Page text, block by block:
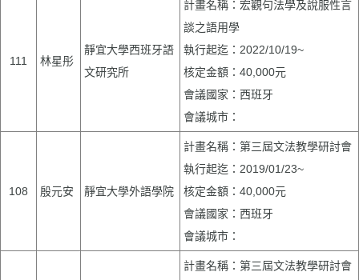
111 林星彤
靜宜大學西班牙語
文研究所
計畫名稱：宏觀句法學及說服性言
談之語用學
執行起迄：2022/10/19~
核定金額：40,000元
會議國家：西班牙
會議城市：
108 殷元安 靜宜大學外語學院
計畫名稱：第三屆文法教學研討會
執行起迄：2019/01/23~
核定金額：40,000元
會議國家：西班牙
會議城市：
計畫名稱：第三屆文法教學研討會